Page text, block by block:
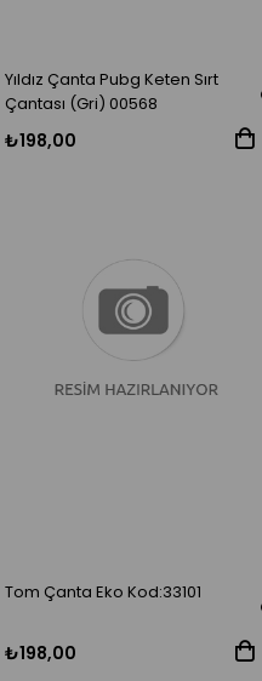
Yıldız Çanta Pubg Keten Sırt
Çantası (Gri) 00568
₺198,00
Tom Çanta Eko Kod:33101
₺198,00